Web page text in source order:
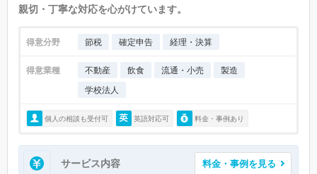
親切・丁寧な対応を心がけています。
得意分野 節税 確定申告 経理・決算
得意業種 不動産 飲食 流通・小売
製造
学校法人
個人の相談も受付可 英語対応可 料金・事例あり
サービス内容 料金・事例を見る